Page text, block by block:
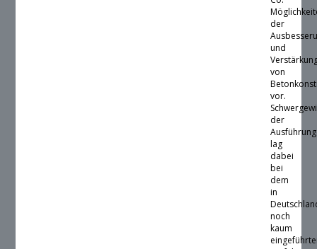
der
und
von
vor.
der
lag
dabei
bei
dem
in
noch
kaum